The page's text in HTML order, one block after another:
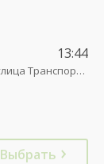
13:44
Калининград улица Транспортая
Выбрать